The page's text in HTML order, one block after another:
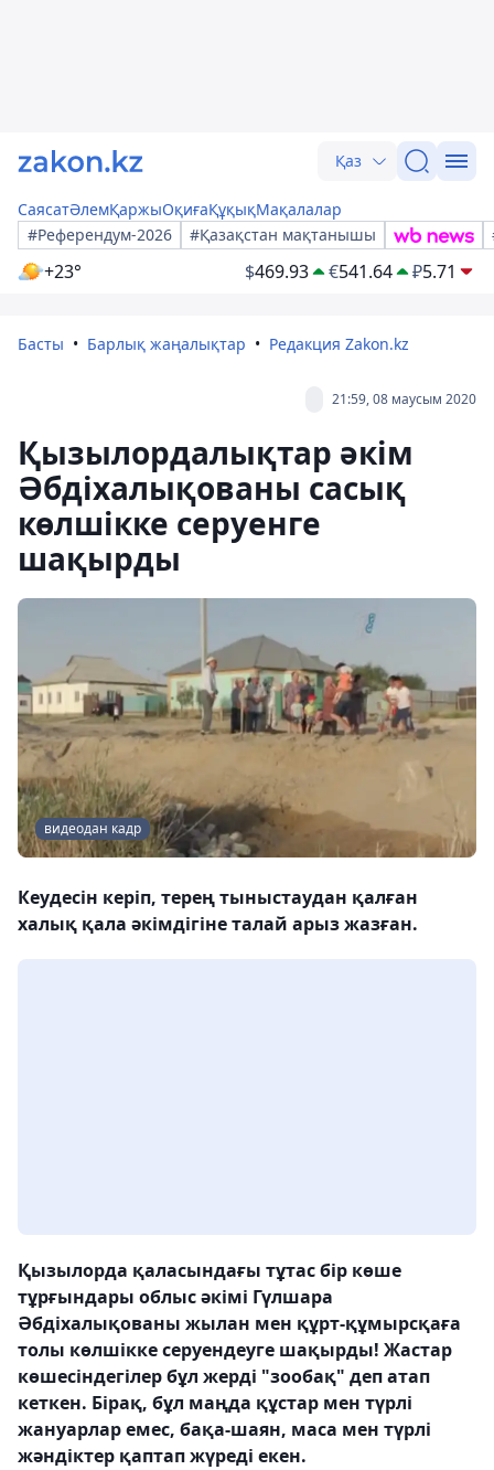
Қаз
СаясатӘлемҚаржыОқиғаҚұқықМақалалар
#Референдум-2026
#Қазақстан мақтанышы
+23° $469.93 €541.64 ₽5.71
Басты Барлық жаңалықтар Редакция Zakon.kz
21:59, 08 маусым 2020
Қызылордалықтар әкім
Әбдіхалықованы сасық
көлшікке серуенге
шақырды
видеодан кадр
Кеудесін керіп, терең тыныстаудан қалған
халық қала әкімдігіне талай арыз жазған.
Қызылорда қаласындағы тұтас бір көше
тұрғындары облыс әкімі Гүлшара
Әбдіхалықованы жылан мен құрт-құмырсқаға
толы көлшікке серуендеуге шақырды! Жастар
көшесіндегілер бұл жерді "зообақ" деп атап
кеткен. Бірақ, бұл маңда құстар мен түрлі
жануарлар емес, бақа-шаян, маса мен түрлі
жәндіктер қаптап жүреді екен.